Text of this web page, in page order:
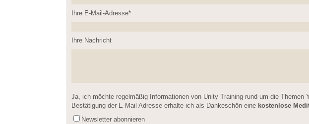
Please leave this field empty.
Ihre E-Mail-Adresse*
Ihre Nachricht
Please leave this field empty.
Ja, ich möchte regelmäßig Informationen von Unity Training rund um die
Bestätigung der E-Mail Adresse erhalte ich als Dankeschön eine kostenlose
Newsletter abonnieren